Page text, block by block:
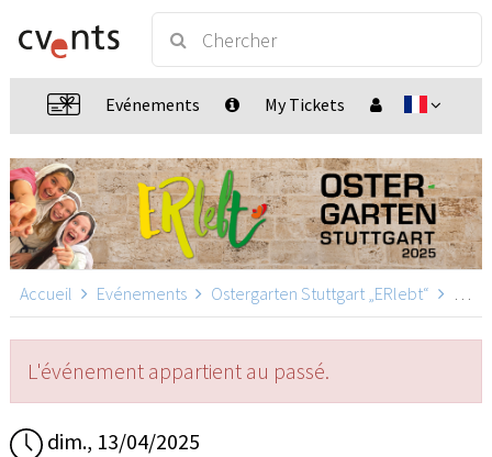
Evénements My Tickets
Accueil Evénements Ostergarten Stuttgart „ERlebt“
L'événement appartient au passé.
dim., 13/04/2025